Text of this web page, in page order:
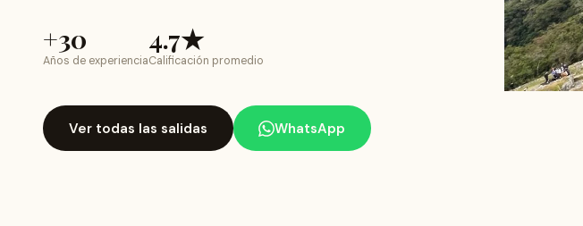
+30
Años de experiencia
4.7★
Calificación promedio
Ver todas las salidas WhatsApp